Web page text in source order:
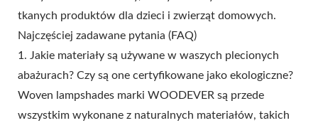
tkanych produktów dla dzieci i zwierząt domowych.
Najczęściej zadawane pytania (FAQ)
1. Jakie materiały są używane w waszych plecionych
abażurach? Czy są one certyfikowane jako ekologiczne?
Woven lampshades marki WOODEVER są przede
wszystkim wykonane z naturalnych materiałów, takich